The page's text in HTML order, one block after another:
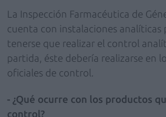
La Inspección Farmacéutica de
cuenta con instalaciones analíticas
tenerse que realizar el control
partida, éste debería realizarse en
oficiales de control.
- ¿Qué ocurre con los productos
control?